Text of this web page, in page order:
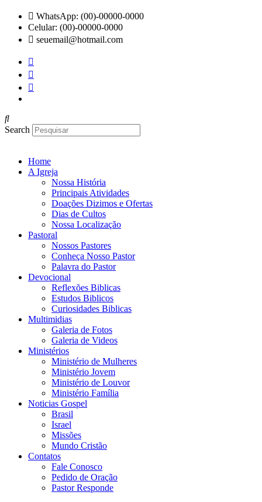
para
conteúdo
WhatsApp: (00)-00000-0000
Celular: (00)-00000-0000
seuemail@hotmail.com
Search
Home
A Igreja
Nossa História
Principais Atividades
Doações Dizimos e Ofertas
Dias de Cultos
Nossa Localização
Pastoral
Nossos Pastores
Conheça Nosso Pastor
Palavra do Pastor
Devocional
Reflexões Biblicas
Estudos Biblicos
Curiosidades Biblicas
Multimidias
Galeria de Fotos
Galeria de Videos
Ministérios
Ministério de Mulheres
Ministério Jovem
Ministério de Louvor
Ministério Família
Noticias Gospel
Brasil
Israel
Missões
Mundo Cristão
Contatos
Fale Conosco
Pedido de Oração
Pastor Responde